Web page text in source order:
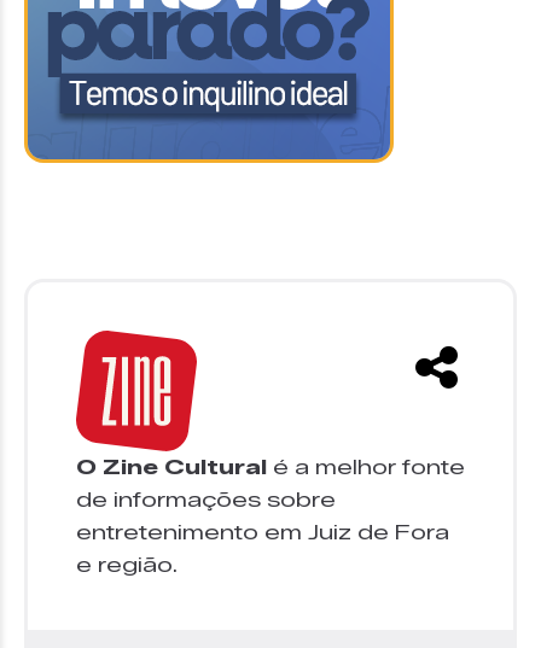
O Zine Cultural é a melhor fonte
de informações sobre
entretenimento em Juiz de Fora
e região.